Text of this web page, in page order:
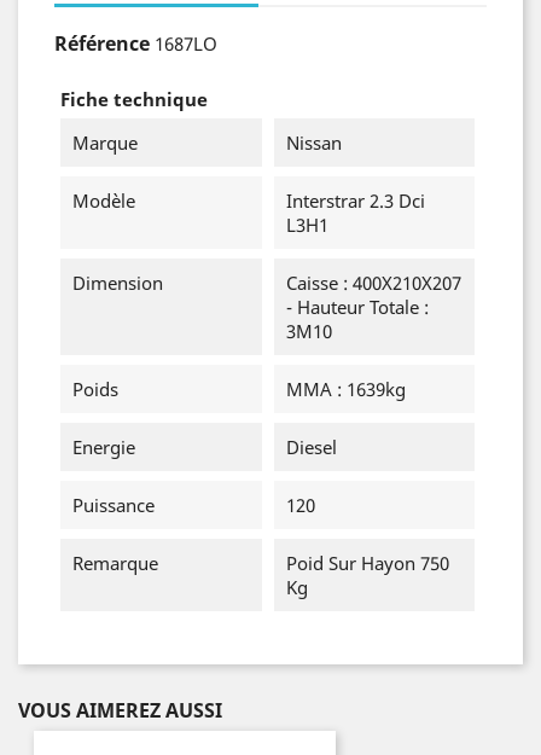
Référence 1687LO
Fiche technique
Marque
Nissan
Modèle
Interstrar 2.3 Dci
L3H1
Dimension
Caisse : 400X210X207
- Hauteur Totale :
3M10
Poids MMA : 1639kg
Energie Diesel
Puissance 120
Remarque
Poid Sur Hayon 750
Kg
VOUS AIMEREZ AUSSI